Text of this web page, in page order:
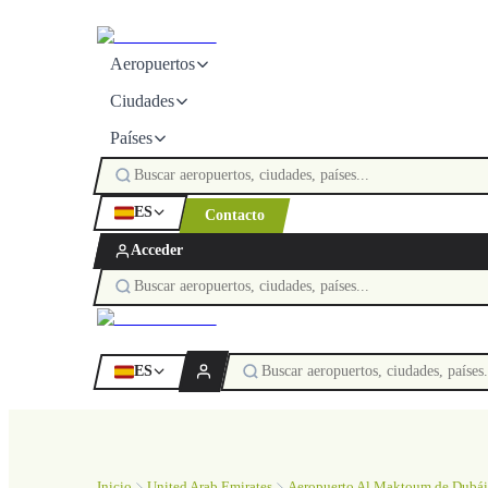
Aeropuertos
Ciudades
Países
ES Contacto
Acceder
ES